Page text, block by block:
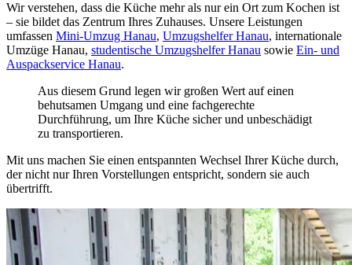
Wir verstehen, dass die Küche mehr als nur ein Ort zum Kochen ist
– sie bildet das Zentrum Ihres Zuhauses. Unsere Leistungen
umfassen Mini-Umzug Hanau, Umzugshelfer Hanau, internationale
Umzüge Hanau, studentische Umzugshelfer Hanau sowie Ein- und
Auspackservice Hanau.
Aus diesem Grund legen wir großen Wert auf einen
behutsamen Umgang und eine fachgerechte
Durchführung, um Ihre Küche sicher und unbeschädigt
zu transportieren.
Mit uns machen Sie einen entspannten Wechsel Ihrer Küche durch,
der nicht nur Ihren Vorstellungen entspricht, sondern sie auch
übertrifft.